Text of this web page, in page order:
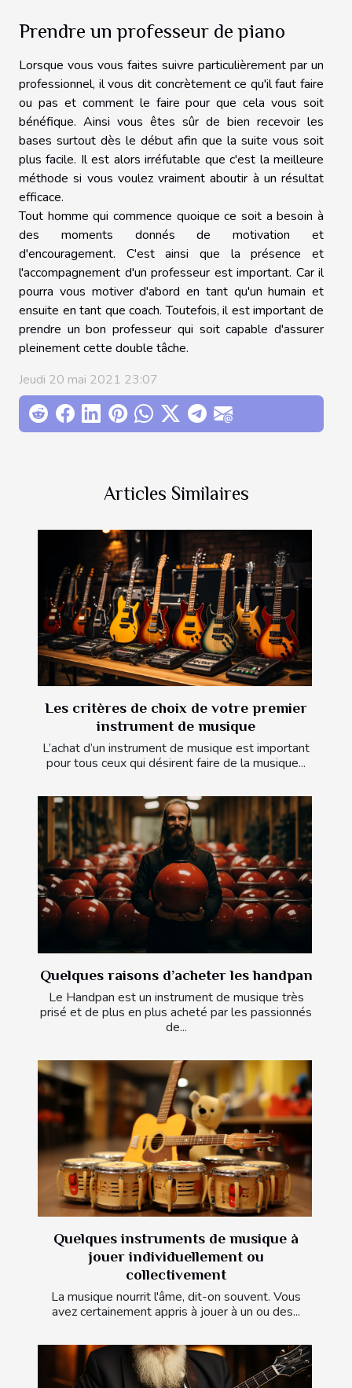
Prendre un professeur de piano
Lorsque vous vous faites suivre particulièrement par un
professionnel, il vous dit concrètement ce qu'il faut faire
ou pas et comment le faire pour que cela vous soit
bénéfique. Ainsi vous êtes sûr de bien recevoir les
bases surtout dès le début afin que la suite vous soit
plus facile. Il est alors irréfutable que c'est la meilleure
méthode si vous voulez vraiment aboutir à un résultat
efficace.
Tout homme qui commence quoique ce soit a besoin à
des moments donnés de motivation et
d'encouragement. C'est ainsi que la présence et
l'accompagnement d'un professeur est important. Car il
pourra vous motiver d'abord en tant qu'un humain et
ensuite en tant que coach. Toutefois, il est important de
prendre un bon professeur qui soit capable d'assurer
pleinement cette double tâche.
Jeudi 20 mai 2021 23:07
Articles Similaires
Les critères de choix de votre premier
instrument de musique
L’achat d’un instrument de musique est important
pour tous ceux qui désirent faire de la musique...
Quelques raisons d’acheter les handpan
Le Handpan est un instrument de musique très
prisé et de plus en plus acheté par les passionnés
de...
Quelques instruments de musique à
jouer individuellement ou
collectivement
La musique nourrit l'âme, dit-on souvent. Vous
avez certainement appris à jouer à un ou des...